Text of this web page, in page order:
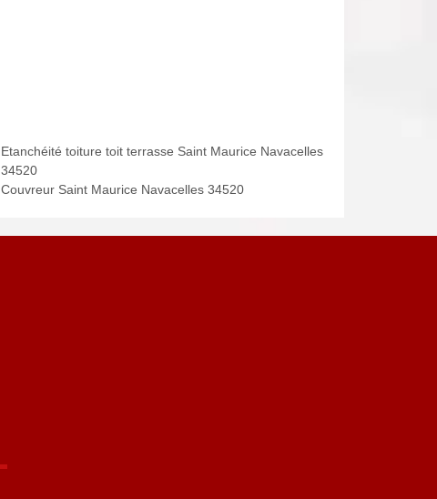
Etanchéité toiture toit terrasse Saint Maurice Navacelles
34520
Couvreur Saint Maurice Navacelles 34520